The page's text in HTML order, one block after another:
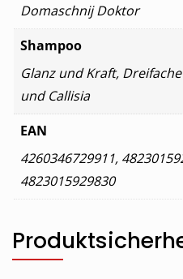
Domaschnij Doktor
Shampoo
Glanz und Kraft,
und Callisia
EAN
4260346729911,
4823015929830